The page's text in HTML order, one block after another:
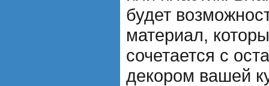
будет
материал,
сочетается с
декором вашей